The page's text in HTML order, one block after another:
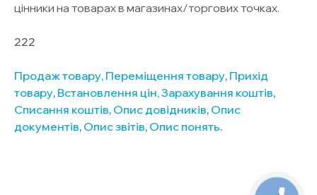
цінники на товарах в магазинах/торгових точках.
222
Продаж товару, Переміщення товару, Прихід
товару, Встановлення цін,Зарахування коштів,
Списання коштів, Опис довідників, Опис
документів, Опис звітів, Опис понять.